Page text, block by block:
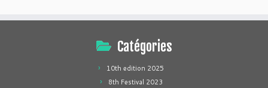
Catégories
10th edition 2025
8th Festival 2023